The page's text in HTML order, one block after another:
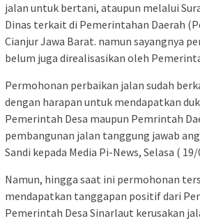
jalan untuk bertani, ataupun melalui
Dinas terkait di Pemerintahan Daerah
Cianjur Jawa Barat. namun sayangnya
belum juga direalisasikan oleh
Permohonan perbaikan jalan sudah
dengan harapan untuk mendapatkan
Pemerintah Desa maupun Pemrintah
pembangunan jalan tanggung jawab
Sandi kepada Media Pi-News, Selasa (
Namun, hingga saat ini permohonan
mendapatkan tanggapan positif dari
Pemerintah Desa Sinarlaut kerusakan